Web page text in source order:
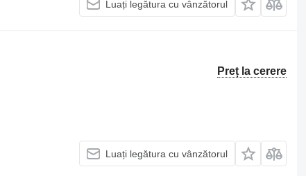
Luați legătura cu vânzătorul
Preț la cerere
Luați legătura cu vânzătorul